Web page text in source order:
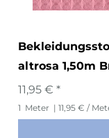
altrosa 1,50m
11,95 € *
1 Meter | 11,95 € /